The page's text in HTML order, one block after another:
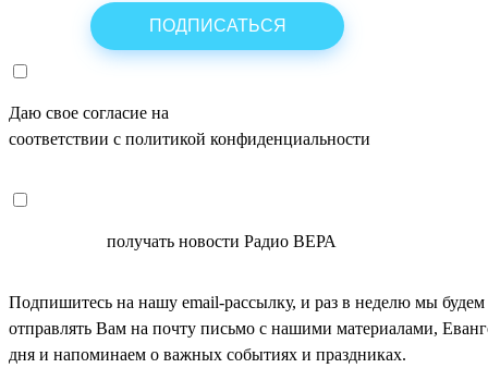
Даю свое согласие на
соответствии с политикой конфиденциальности
получать новости Радио ВЕРА
Подпишитесь на нашу email-рассылку, и раз в неделю мы будем
отправлять Вам на почту письмо с нашими материалами,
дня и напоминаем о важных событиях и праздниках.